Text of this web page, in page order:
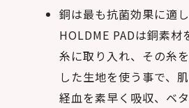
銅は最も抗菌効果に適
HOLDME PADは銅素材
糸に取り入れ、その糸
した生地を使う事で、
経血を素早く吸収、ベ